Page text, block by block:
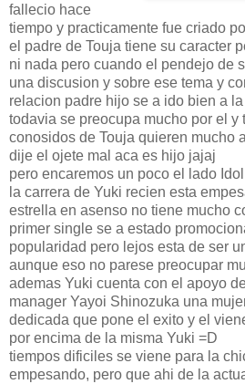
fallecio hace
tiempo y practicamente fue criado
el padre de Touja tiene su caracter
ni nada pero cuando el pendejo de
una discusion y sobre ese tema y
relacion padre hijo se a ido bien a
todavia se preocupa mucho por el y
conosidos de Touja quieren mucho
dije el ojete mal aca es hijo jajaj
pero encaremos un poco el lado
la carrera de Yuki recien esta
estrella en asenso no tiene mucho
primer single se a estado
popularidad pero lejos esta de ser
aunque eso no parese preocupar
ademas Yuki cuenta con el apoyo
manager Yayoi Shinozuka una
dedicada que pone el exito y el
por encima de la misma Yuki =D
tiempos dificiles se viene para la
empesando, pero que ahi de la